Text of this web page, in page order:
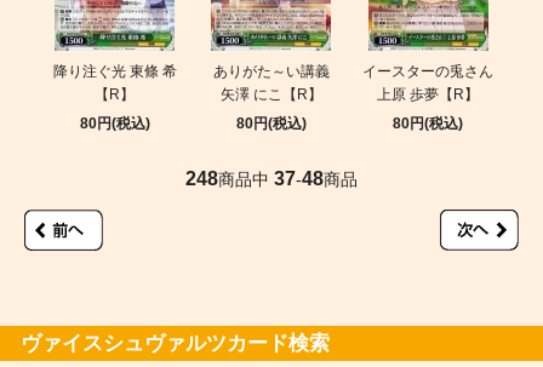
降り注ぐ光 東條 希
【R】
80円(税込)
ありがた～い講義
矢澤 にこ【R】
80円(税込)
イースターの兎さん
上原 歩夢【R】
80円(税込)
248商品中 37-48商品
ヴァイスシュヴァルツカード検索